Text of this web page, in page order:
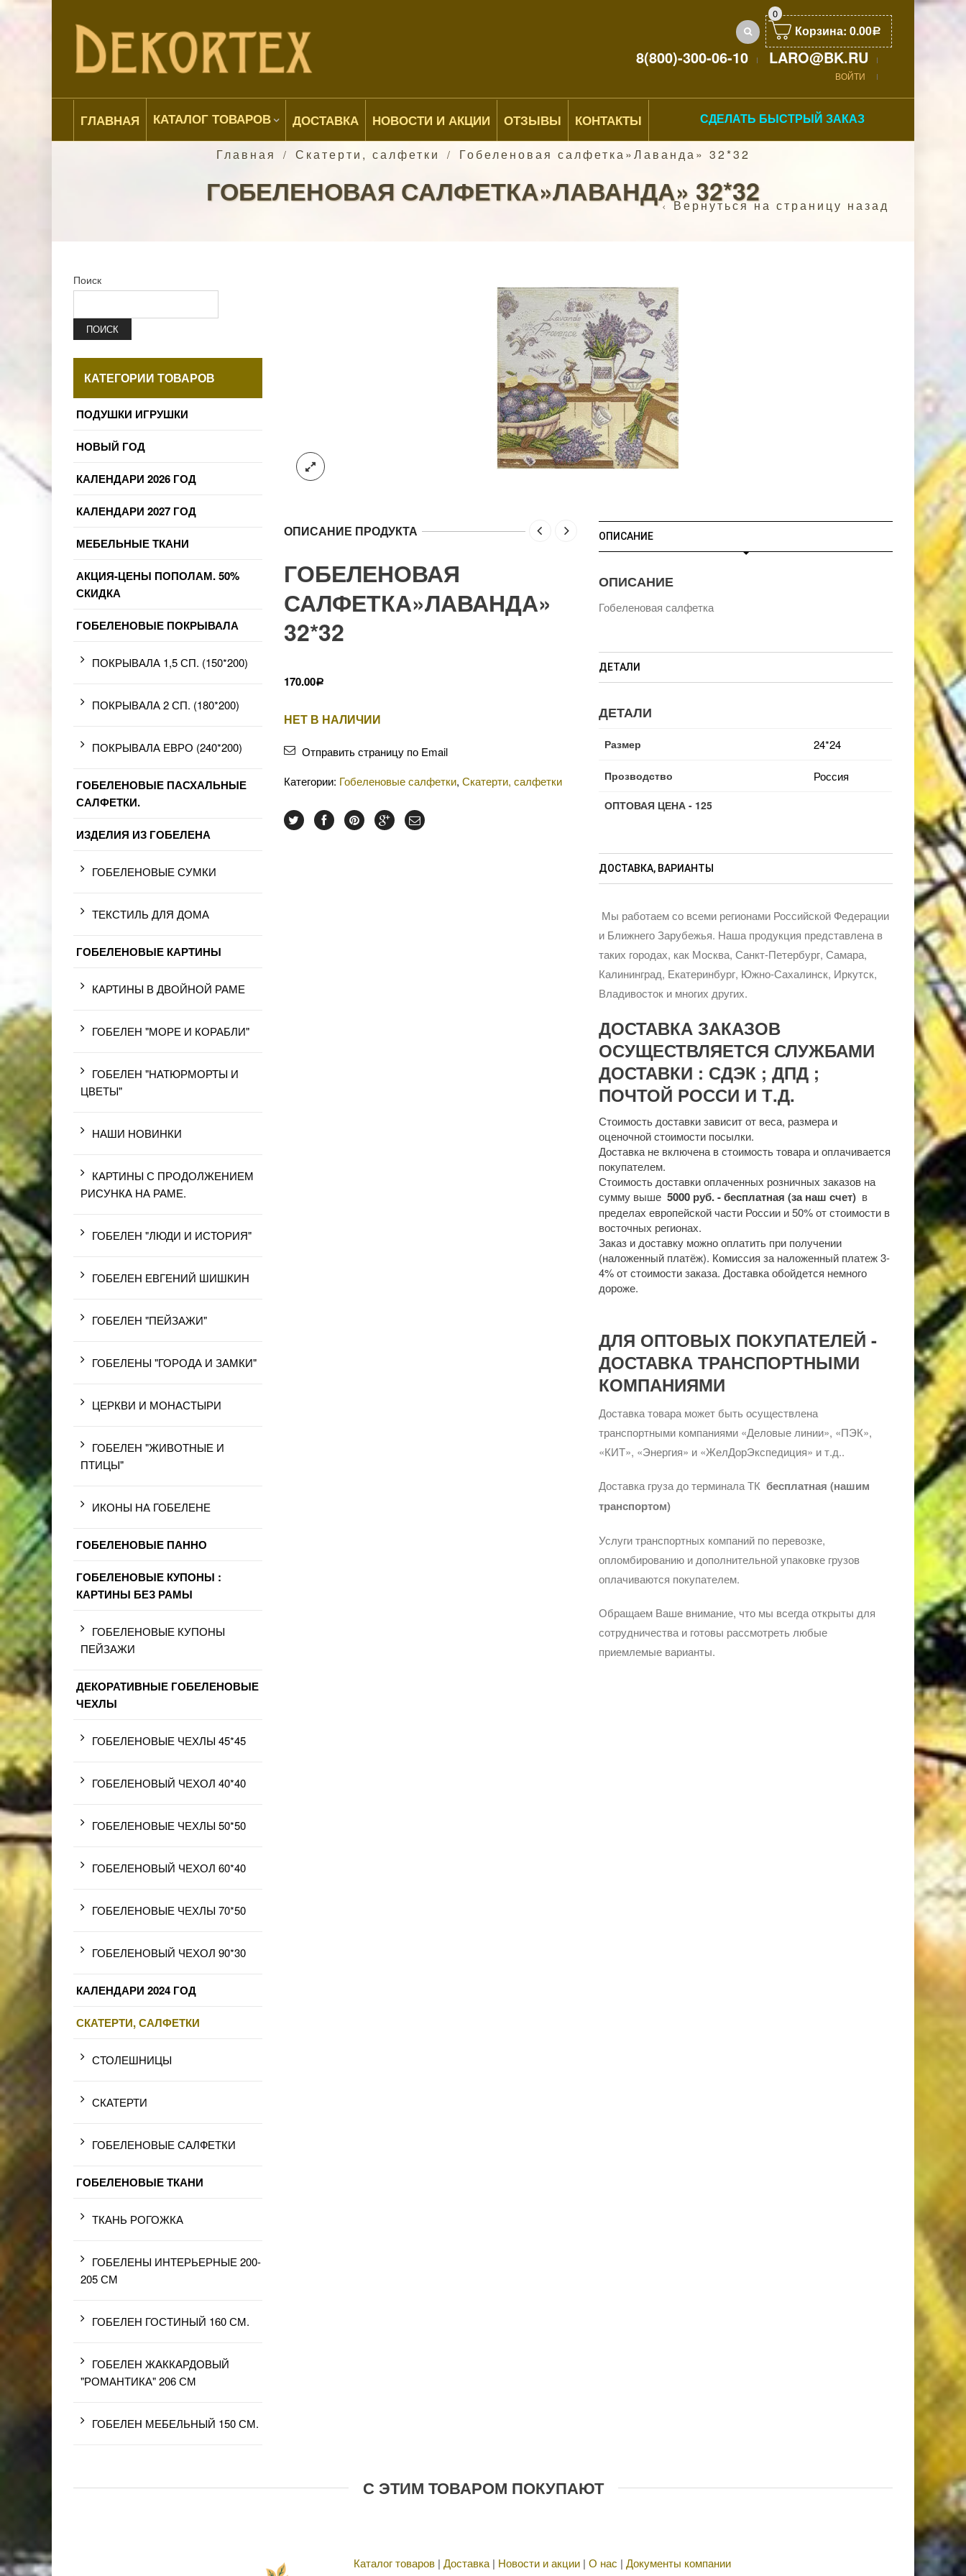
0
Корзина: 0.00Р
8(800)-300-06-10 LARO@BK.RU
ВОЙТИ
ГЛАВНАЯ КАТАЛОГ ТОВАРОВ ДОСТАВКА НОВОСТИ И АКЦИИ ОТЗЫВЫ КОНТАКТЫ СДЕЛАТЬ БЫСТРЫЙ ЗАКАЗ
Главная / Скатерти, салфетки / Гобеленовая салфетка»Лаванда» 32*32
ГОБЕЛЕНОВАЯ САЛФЕТКА»ЛАВАНДА» 32*32Вернуться на страницу назад
ОПИСАНИЕ ПРОДУКТА
ГОБЕЛЕНОВАЯ
САЛФЕТКА»ЛАВАНДА»
32*32
170.00Р
НЕТ В НАЛИЧИИ
Отправить страницу по Email
Категории: Гобеленовые салфетки, Скатерти, салфетки
ОПИСАНИЕ
ОПИСАНИЕ
Гобеленовая салфетка
ДЕТАЛИ
ДЕТАЛИ
Размер 24*24
Прозводство Россия
ОПТОВАЯ ЦЕНА - 125
ДОСТАВКА, ВАРИАНТЫ
Мы работаем со всеми регионами Российской Федерации
и Ближнего Зарубежья. Наша продукция представлена в
таких городах, как Москва, Санкт-Петербург, Самара,
Калининград, Екатеринбург, Южно-Сахалинск, Иркутск,
Владивосток и многих других.
ДОСТАВКА ЗАКАЗОВ
ОСУЩЕСТВЛЯЕТСЯ СЛУЖБАМИ
ДОСТАВКИ : СДЭК ; ДПД ;
ПОЧТОЙ РОССИ И Т.Д.
Стоимость доставки зависит от веса, размера и
оценочной стоимости посылки.
Доставка не включена в стоимость товара и оплачивается
покупателем.
Стоимость доставки оплаченных розничных заказов на
сумму выше 5000 руб. - бесплатная (за наш счет) в
пределах европейской части России и 50% от стоимости в
восточных регионах.
Заказ и доставку можно оплатить при получении
(наложенный платёж). Комиссия за наложенный платеж 3-
4% от стоимости заказа. Доставка обойдется немного
дороже.
ДЛЯ ОПТОВЫХ ПОКУПАТЕЛЕЙ -
ДОСТАВКА ТРАНСПОРТНЫМИ
КОМПАНИЯМИ
Доставка товара может быть осуществлена
транспортными компаниями «Деловые линии», «ПЭК»,
«КИТ», «Энергия» и «ЖелДорЭкспедиция» и т.д..
Доставка груза до терминала ТКбесплатная (нашим
транспортом)
Услуги транспортных компаний по перевозке,
опломбированию и дополнительной упаковке грузов
оплачиваются покупателем.
Обращаем Ваше внимание, что мы всегда открыты для
сотрудничества и готовы рассмотреть любые
приемлемые варианты.
Поиск
ПОИСК
КАТЕГОРИИ ТОВАРОВ
ПОДУШКИ ИГРУШКИ
НОВЫЙ ГОД
КАЛЕНДАРИ 2026 ГОД
КАЛЕНДАРИ 2027 ГОД
МЕБЕЛЬНЫЕ ТКАНИ
АКЦИЯ-ЦЕНЫ ПОПОЛАМ. 50%
СКИДКА
ГОБЕЛЕНОВЫЕ ПОКРЫВАЛА
ПОКРЫВАЛА 1,5 СП. (150*200)
ПОКРЫВАЛА 2 СП. (180*200)
ПОКРЫВАЛА ЕВРО (240*200)
ГОБЕЛЕНОВЫЕ ПАСХАЛЬНЫЕ
САЛФЕТКИ.
ИЗДЕЛИЯ ИЗ ГОБЕЛЕНА
ГОБЕЛЕНОВЫЕ СУМКИ
ТЕКСТИЛЬ ДЛЯ ДОМА
ГОБЕЛЕНОВЫЕ КАРТИНЫ
КАРТИНЫ В ДВОЙНОЙ РАМЕ
ГОБЕЛЕН "МОРЕ И КОРАБЛИ"
ГОБЕЛЕН "НАТЮРМОРТЫ И
ЦВЕТЫ"
НАШИ НОВИНКИ
КАРТИНЫ С ПРОДОЛЖЕНИЕМ
РИСУНКА НА РАМЕ.
ГОБЕЛЕН "ЛЮДИ И ИСТОРИЯ"
ГОБЕЛЕН ЕВГЕНИЙ ШИШКИН
ГОБЕЛЕН "ПЕЙЗАЖИ"
ГОБЕЛЕНЫ "ГОРОДА И ЗАМКИ"
ЦЕРКВИ И МОНАСТЫРИ
ГОБЕЛЕН "ЖИВОТНЫЕ И
ПТИЦЫ"
ИКОНЫ НА ГОБЕЛЕНЕ
ГОБЕЛЕНОВЫЕ ПАННО
ГОБЕЛЕНОВЫЕ КУПОНЫ :
КАРТИНЫ БЕЗ РАМЫ
ГОБЕЛЕНОВЫЕ КУПОНЫ
ПЕЙЗАЖИ
ДЕКОРАТИВНЫЕ ГОБЕЛЕНОВЫЕ
ЧЕХЛЫ
ГОБЕЛЕНОВЫЕ ЧЕХЛЫ 45*45
ГОБЕЛЕНОВЫЙ ЧЕХОЛ 40*40
ГОБЕЛЕНОВЫЕ ЧЕХЛЫ 50*50
ГОБЕЛЕНОВЫЙ ЧЕХОЛ 60*40
ГОБЕЛЕНОВЫЕ ЧЕХЛЫ 70*50
ГОБЕЛЕНОВЫЙ ЧЕХОЛ 90*30
КАЛЕНДАРИ 2024 ГОД
СКАТЕРТИ, САЛФЕТКИ
СТОЛЕШНИЦЫ
СКАТЕРТИ
ГОБЕЛЕНОВЫЕ САЛФЕТКИ
ГОБЕЛЕНОВЫЕ ТКАНИ
ТКАНЬ РОГОЖКА
ГОБЕЛЕНЫ ИНТЕРЬЕРНЫЕ 200-
205 СМ
ГОБЕЛЕН ГОСТИНЫЙ 160 СМ.
ГОБЕЛЕН ЖАККАРДОВЫЙ
"РОМАНТИКА" 206 СМ
ГОБЕЛЕН МЕБЕЛЬНЫЙ 150 СМ.
С ЭТИМ ТОВАРОМ ПОКУПАЮТ
Каталог товаров | Доставка | Новости и акции | О нас | Документы компании